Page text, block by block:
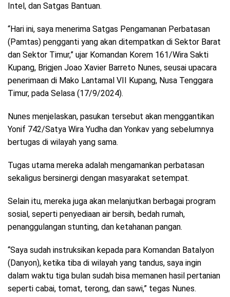
Intel, dan Satgas Bantuan.
“Hari ini, saya menerima Satgas Pengamanan Perbatasan
(Pamtas) pengganti yang akan ditempatkan di Sektor Barat
dan Sektor Timur,” ujar Komandan Korem 161/Wira Sakti
Kupang, Brigjen Joao Xavier Barreto Nunes, seusai upacara
penerimaan di Mako Lantamal VII Kupang, Nusa Tenggara
Timur, pada Selasa (17/9/2024).
Nunes menjelaskan, pasukan tersebut akan menggantikan
Yonif 742/Satya Wira Yudha dan Yonkav yang sebelumnya
bertugas di wilayah yang sama.
Tugas utama mereka adalah mengamankan perbatasan
sekaligus bersinergi dengan masyarakat setempat.
Selain itu, mereka juga akan melanjutkan berbagai program
sosial, seperti penyediaan air bersih, bedah rumah,
penanggulangan stunting, dan ketahanan pangan.
“Saya sudah instruksikan kepada para Komandan Batalyon
(Danyon), ketika tiba di wilayah yang tandus, saya ingin
dalam waktu tiga bulan sudah bisa memanen hasil pertanian
seperti cabai, tomat, terong, dan sawi,” tegas Nunes.